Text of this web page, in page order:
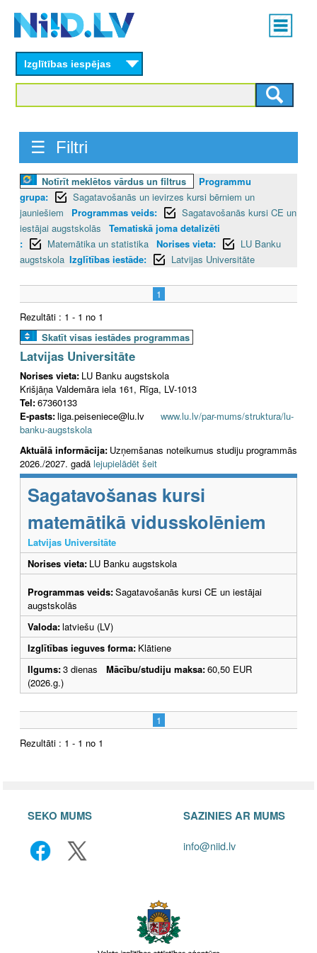
content
Main
menu
Izglītības iespējas
☰ Filtri
Notīrīt meklētos vārdus un filtrus
Programmu
grupa:
Sagatavošanās un ievirzes kursi bērniem un
jauniešiem
Programmas veids:
Sagatavošanās kursi CE un
iestājai augstskolās
Tematiskā joma detalizēti
:
Matemātika un statistika Norises vieta:
LU Banku
augstskola Izglītības iestāde: Latvijas Universitāte
1
Rezultāti : 1 - 1 no 1
Skatīt visas iestādes programmas
Latvijas Universitāte
Norises vieta: LU Banku augstskola
Krišjāņa Valdemāra iela 161, Rīga, LV-1013
Tel:67360133
E-pasts:liga.peiseniece@lu.lv www.lu.lv/par-mums/struktura/lu-
banku-augstskola
Aktuālā informācija: Uzņemšanas noteikumus studiju programmās
2026./2027. gadā lejupielādēt šeit
Sagatavošanas kursi
matemātikā vidusskolēniem
Latvijas Universitāte
Norises vieta: LU Banku augstskola
Programmas veids:Sagatavošanās kursi CE un iestājai
augstskolās
Valoda:latviešu (LV)
Izglītības ieguves forma: Klātiene
Ilgums:3 dienas Mācību/studiju maksa:60,50 EUR
(2026.g.)
1
Rezultāti : 1 - 1 no 1
SEKO MUMS SAZINIES AR MUMS
info@niid.lv